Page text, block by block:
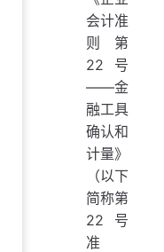
会计准
则第
22号
——金
融工具
确认和
计量》
（以下
简称第
22号
准